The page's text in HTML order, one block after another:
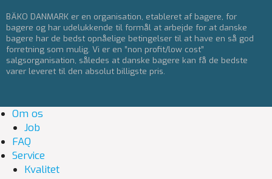
BÄKO DANMARK er en organisation, etableret af bagere, for
bagere og har udelukkende til formål at arbejde for at danske
bagere har de bedst opnåelige betingelser til at have en så god
forretning som mulig. Vi er en ”non profit/low cost”
salgsorganisation, således at danske bagere kan få de bedste
varer leveret til den absolut billigste pris.
Om os
Job
FAQ
Service
Kvalitet